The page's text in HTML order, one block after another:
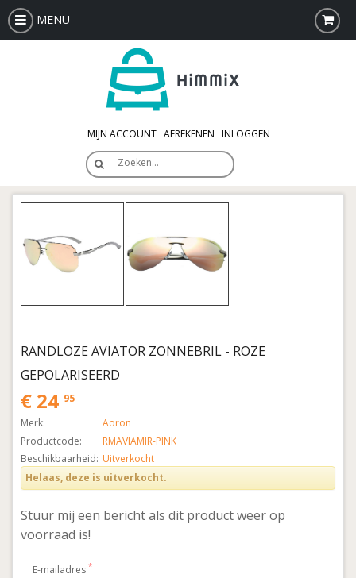
MENU
MIJN ACCOUNT AFREKENEN INLOGGEN
Zoeken…
RANDLOZE AVIATOR ZONNEBRIL - ROZE
GEPOLARISEERD
€ 24 95
Merk:
Aoron
Productcode:
RMAVIAMIR-PINK
Beschikbaarheid: Uitverkocht
Helaas, deze is uitverkocht.
Stuur mij een bericht als dit product weer op
voorraad is!
E-mailadres